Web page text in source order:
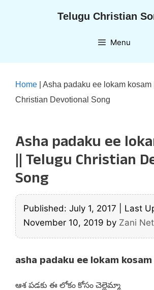
Telugu Christian
Menu
Home
Asha padaku ee lokam kosam
Christian Devotional Song
Asha padaku ee
|| Telugu Christian
Song
Published: July 1, 2017
Last
November 10, 2019 by Zani
asha padaku ee lokam
ఆశ పడకు ఈ లోకం కోసం చెల్లెమ్మా